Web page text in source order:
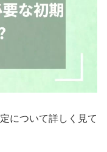
について詳しく見て